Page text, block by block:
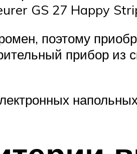
GS 27 Happy
поэтому
прибор из